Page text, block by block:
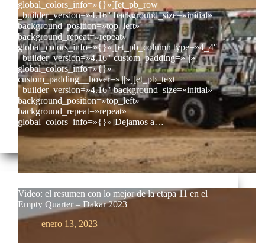
global_colors_info=»{}»][et_pb_row
_builder_version=»4.16″ background_size=»initial»
background_position=»top_left»
background_repeat=»repeat»
global_colors_info=»{}»][et_pb_column type=»4_4″
_builder_version=»4.16″ custom_padding=»|||»
global_colors_info=»{}»
custom_padding__hover=»|||»][et_pb_text
_builder_version=»4.16″ background_size=»initial»
background_position=»top_left»
background_repeat=»repeat»
global_colors_info=»{}»]Dejamos a…
Video: el resumen con lo mejor de la etapa 11 en el
Empty Quarter – Dakar 2023
enero 13, 2023